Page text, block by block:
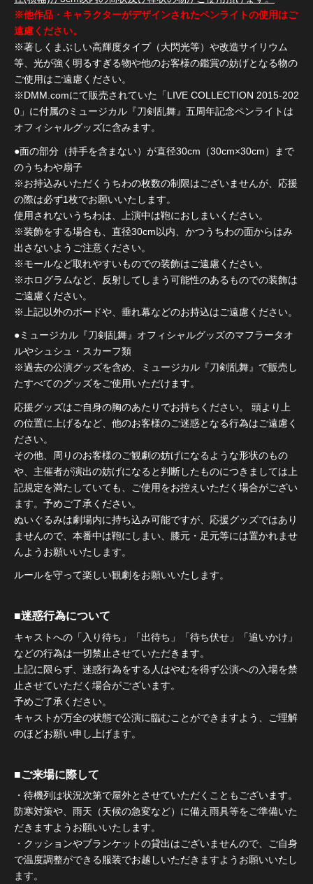
※他作品・キャラクターがデザインされたペンライトの使用はご
遠慮ください。
※著しくまぶしい高輝度タイプ（大閃光等）や改造サイリウム
等、光が強く明るすぎる物や他のお客様の鑑賞の妨げとなる物の
ご使用はご遠慮ください。
※DMM.comにて販売されていた「LIVE COLLECTION 2015-202
0」に付属のミュージカル『刀剣乱舞』五周年記念ペンライトは
オフィシャルグッズに含みます。
●面の部分（持手を含まない）が直径30cm（30cm×30cm）まで
のうちわや扇子
※お持込みいただくうちわの枚数の制限はございませんが、応援
の際は必ず1枚でお願いいたします。
使用されないうちわは、上演中は鞄におしまいください。
※装飾をする場合も、直径30cm以内、かつうちわの面からはみ
出さないようご注意ください。
※モールなど取れやすいものでの装飾はご遠慮ください。
※ホログラムなど、反射してしまう可能性のあるものでの装飾は
ご遠慮ください。
※上記以外のボードや、垂れ幕などのお持込はご遠慮ください。
●ミュージカル『刀剣乱舞』オフィシャルグッズのマフラータオ
ルやシュシュ・スカーフ類
※過去の公演グッズを含め、ミュージカル『刀剣乱舞』で販売し
たすべてのグッズをご使用いただけます。
応援グッズはご自身の胸のあたりでお持ちください。 頭より上
の位置に上げるなど、他のお客様のご迷惑となる行為はご遠慮く
ださい。
その他、周りのお客様のご観劇の妨げになるような形状のもの
や、主催者が演出の妨げになると判断したものにつきましては上
記規定を満たしていても、ご使用をお控えいただく場合がござい
ます。予めご了承ください。
ぬいぐるみは劇場内に持ち込み可能ですが、応援グッズではあり
ませんので、本番中は鞄にしまい、膝元・足元等には置かれませ
んようお願いいたします。
ルールを守って楽しい観劇をお願いいたします。
■迷惑行為について
キャストへの「入り待ち」「出待ち」「待ち伏せ」「追いかけ」
などの行為は一切禁止させていただきます。
上記に限らず、迷惑行為をする人はやむを得ず公演への入場を禁
止させていただく場合がございます。
予めご了承ください。
キャストが万全の状態で公演に臨むことができますよう、ご理解
のほどお願い申し上げます。
■ご来場に際して
・待機列は状況次第で屋外とさせていただくこともございます。
防寒対策や、雨天（天候の急変など）に備え雨具等をご準備いた
だきますようお願いいたします。
・クッションやブランケットの貸出はございませんので、ご自身
で温度調整ができる服装でお越しいただきますようお願いいたし
ます。